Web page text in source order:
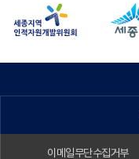
이메일무단수집거부